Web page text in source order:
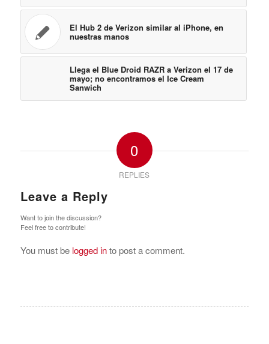
El Hub 2 de Verizon similar al iPhone, en
nuestras manos
Llega el Blue Droid RAZR a Verizon el 17 de
mayo; no encontramos el Ice Cream
Sanwich
0
REPLIES
Leave a Reply
Want to join the discussion?
Feel free to contribute!
You must be logged into post a comment.